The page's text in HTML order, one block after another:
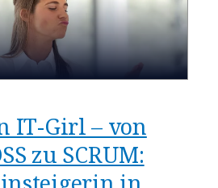
IT-Girl – von
zu SCRUM: